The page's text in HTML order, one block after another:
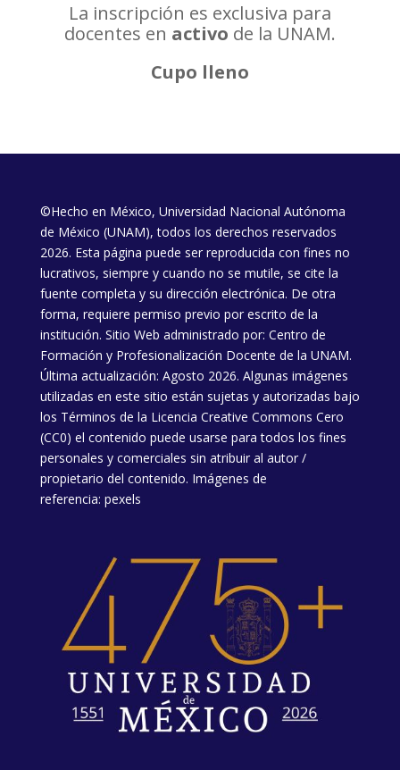
La inscripción es exclusiva para
docentes en activo de la UNAM.
Cupo lleno
©Hecho en México, Universidad Nacional Autónoma
de México (UNAM), todos los derechos reservados
2026. Esta página puede ser reproducida con fines no
lucrativos, siempre y cuando no se mutile, se cite la
fuente completa y su dirección electrónica. De otra
forma, requiere permiso previo por escrito de la
institución. Sitio Web administrado por: Centro de
Formación y Profesionalización Docente de la UNAM.
Última actualización: Agosto 2026. Algunas imágenes
utilizadas en este sitio están sujetas y autorizadas bajo
los Términos de la Licencia Creative Commons Cero
(CC0) el contenido puede usarse para todos los fines
personales y comerciales sin atribuir al autor /
propietario del contenido. Imágenes de
referencia: pexels